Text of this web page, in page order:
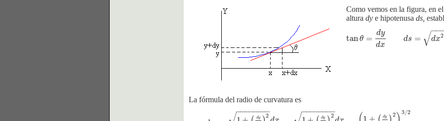
Como vemos en la figura, en
altura dy e hipotenusa ds,
tanθ =
dy
dx
ds = dx2
−−
√
tanθ= dy dx =dx 2+ d y2=1
La fórmula del radio de curvatura es
dy 2
− −
−−−−−−
dy 2
− −
−−−−−−
1 + dy 2 3/2